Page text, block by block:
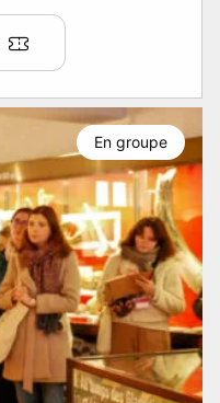
En groupe